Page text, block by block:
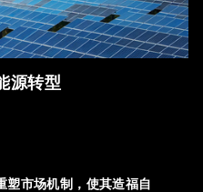
源转型
塑市场机制，使其造福自